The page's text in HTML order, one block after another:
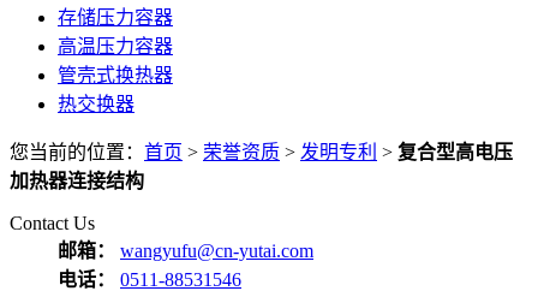
存储压力容器
高温压力容器
管壳式换热器
热交换器
您当前的位置： 首页 > 荣誉资质 > 发明专利 > 复合型高电压
加热器连接结构
Contact Us
邮箱：
wangyufu@cn-yutai.com
电话：
0511-88531546